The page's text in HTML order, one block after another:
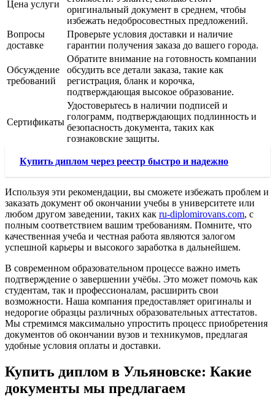
Цена услуги
оригинальный документ в среднем, чтобы
избежать недобросовестных предложений.
Вопросы
доставке
Проверьте условия доставки и наличие
гарантии получения заказа до вашего города.
Обсуждение
требований
Обратите внимание на готовность компании
обсудить все детали заказа, такие как
регистрация, бланк и корочка,
подтверждающая высокое образование.
Сертификаты
Удостоверьтесь в наличии подписей и
голограмм, подтверждающих подлинность и
безопасность документа, таких как
гознаковские защиты.
Купить диплом через реестр быстро и надежно
Используя эти рекомендации, вы сможете избежать проблем и
заказать документ об окончании учебы в университете или
любом другом заведении, таких как ru-diplomirovans.com, с
полным соответствием вашим требованиям. Помните, что
качественная учеба и честная работа являются залогом
успешной карьеры и высокого заработка в дальнейшем.
В современном образовательном процессе важно иметь
подтверждение о завершении учёбы. Это может помочь как
студентам, так и профессионалам, расширить свои
возможности. Наша компания предоставляет оригиналы и
недорогие образцы различных образовательных аттестатов.
Мы стремимся максимально упростить процесс приобретения
документов об окончании вузов и техникумов, предлагая
удобные условия оплаты и доставки.
Купить диплом в Ульяновске: Какие
документы мы предлагаем